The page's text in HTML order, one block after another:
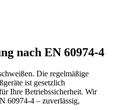
nach EN 60974-4
Die regelmäßige
ist gesetzlich
Ihre Betriebssicherheit. Wir
60974-4 – zuverlässig,